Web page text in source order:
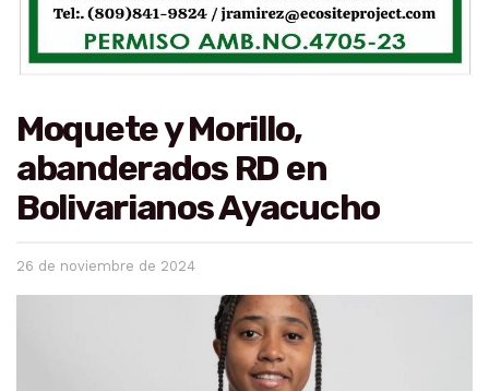
Moquete y Morillo,
abanderados RD en
Bolivarianos Ayacucho
26 de noviembre de 2024